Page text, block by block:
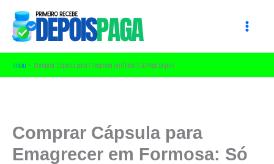
para
conteúdo
Início Comprar Cápsula para Emagrecer em [local]: Só Paga Depois
Comprar Cápsula para
Emagrecer em Formosa: Só